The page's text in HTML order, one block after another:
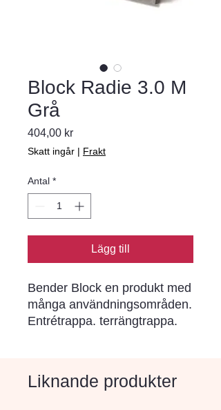
Block Radie 3.0 M
Grå
404,00 krPris
Skatt ingår | Frakt
Antal *
Lägg till
Bender Block en produkt med
många användningsområden.
Entrétrappa. terrängtrappa.
modulanpassade till våra
Liknande produkter